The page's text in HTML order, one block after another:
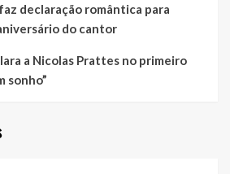
declaração romântica para
do cantor
a Nicolas Prattes no primeiro
sonho”